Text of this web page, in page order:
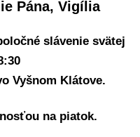
Pána, Vigília
slávenie svätej
Vyšnom Klátove.
na piatok.